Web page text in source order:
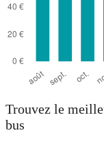
Trouvez le
bus